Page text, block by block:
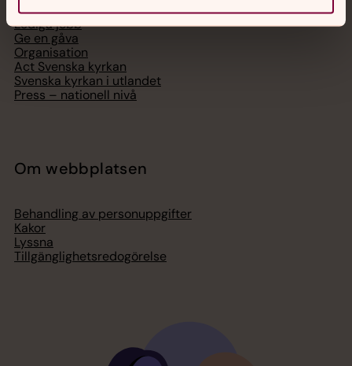
Bli medlem
Lediga jobb
Ge en gåva
Organisation
Act Svenska kyrkan
Svenska kyrkan i utlandet
Press – nationell nivå
Om webbplatsen
Behandling av personuppgifter
Kakor
Lyssna
Tillgänglighetsredogörelse